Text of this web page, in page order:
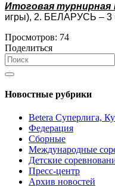
Итоговая турнирная
игры), 2. БЕЛАРУСЬ – 3
Просмотров: 74
Поделиться
Новостные рубрики
Betera Суперлига,
Федерация
Сборные
Международные
Детские
Пресс-центр
Архив новостей